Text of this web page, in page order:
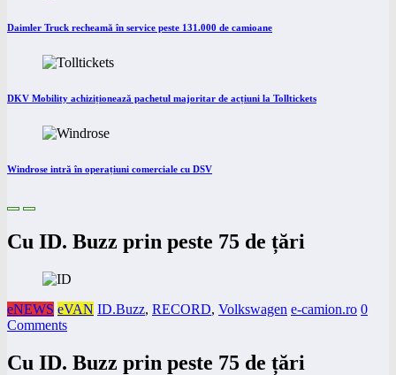
Daimler Truck recheamă în service peste 131.000 de camioane
DKV Mobility achiziționează pachetul majoritar de acțiuni la Tolltickets
Windrose intră în operațiuni comerciale cu DSV
Cu ID. Buzz prin peste 75 de țări
eNEWS eVAN ID.Buzz, RECORD, Volkswagen e-camion.ro 0
Comments
Cu ID. Buzz prin peste 75 de țări